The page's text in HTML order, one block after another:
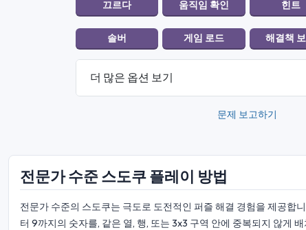
더 많은 옵션 보기
문제 보고하기
전문가 수준 스도쿠 플레이 방법
전문가 수준의 스도쿠는 극도로 도전적인 퍼즐 해결 경험을 제공합
터 9까지의 숫자를, 같은 열, 행, 또는 3x3 구역 안에 중복되지 않게